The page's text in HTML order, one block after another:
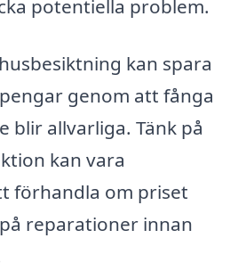
potentiella problem.
kan spara
genom att fånga
blir allvarliga. Tänk på
kan vara
förhandla om priset
reparationer innan